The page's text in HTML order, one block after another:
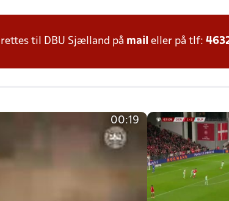
til DBU Sjælland på mail eller på tlf:
00:19